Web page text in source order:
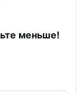
меньше!